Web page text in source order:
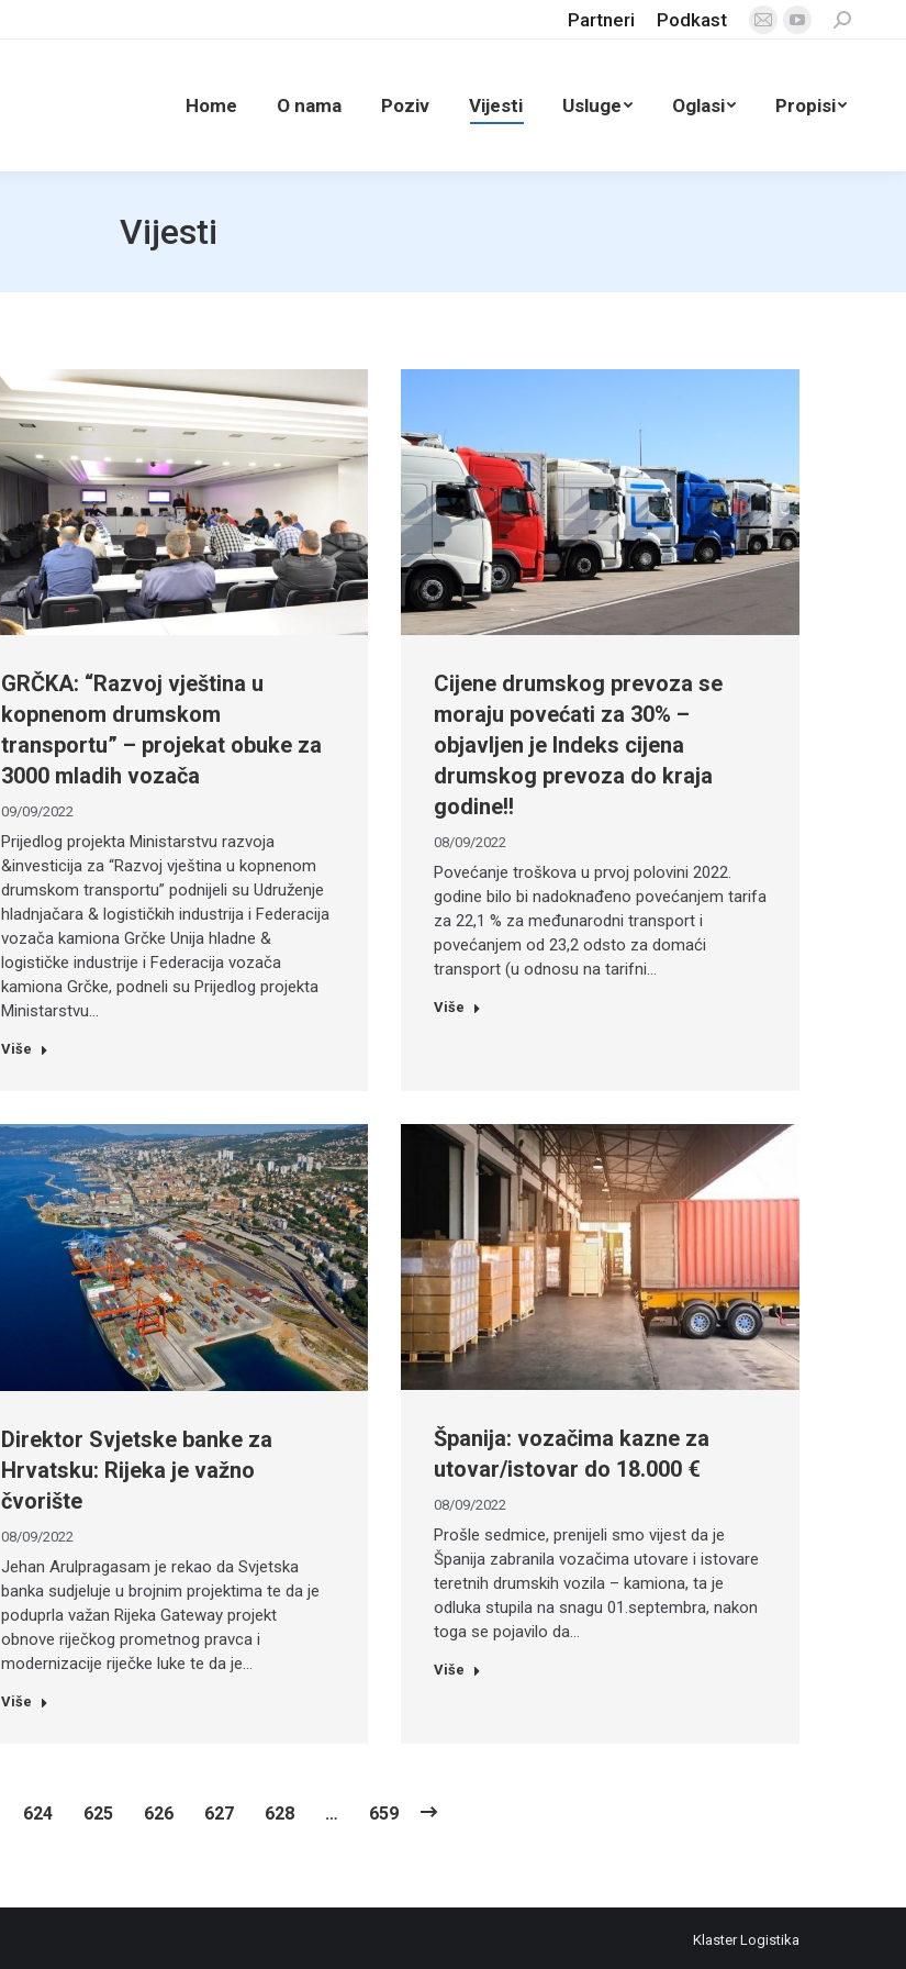
Partneri Podkast
Mail
window
YouTube
in
window
Search:
Home O nama Poziv Vijesti Usluge Oglasi Propisi
Vijesti
GRČKA: “Razvoj vještina u
kopnenom drumskom
transportu” – projekat obuke za
3000 mladih vozača
09/09/2022
Prijedlog projekta Ministarstvu razvoja
&investicija za “Razvoj vještina u kopnenom
drumskom transportu” podnijeli su Udruženje
hladnjačara & logističkih industrija i Federacija
vozača kamiona Grčke Unija hladne &
logističke industrije i Federacija vozača
kamiona Grčke, podneli su Prijedlog projekta
Ministarstvu…
Više
Cijene drumskog prevoza se
moraju povećati za 30% –
objavljen je Indeks cijena
drumskog prevoza do kraja
godine!!
08/09/2022
Povećanje troškova u prvoj polovini 2022.
godine bilo bi nadoknađeno povećanjem tarifa
za 22,1 % za međunarodni transport i
povećanjem od 23,2 odsto za domaći
transport (u odnosu na tarifni…
Više
Direktor Svjetske banke za
Hrvatsku: Rijeka je važno
čvorište
08/09/2022
Jehan Arulpragasam je rekao da Svjetska
banka sudjeluje u brojnim projektima te da je
poduprla važan Rijeka Gateway projekt
obnove riječkog prometnog pravca i
modernizacije riječke luke te da je…
Više
Španija: vozačima kazne za
utovar/istovar do 18.000 €
08/09/2022
Prošle sedmice, prenijeli smo vijest da je
Španija zabranila vozačima utovare i istovare
teretnih drumskih vozila – kamiona, ta je
odluka stupila na snagu 01.septembra, nakon
toga se pojavilo da…
Više
624 625 626 627 628 … 659
Klaster Logistika